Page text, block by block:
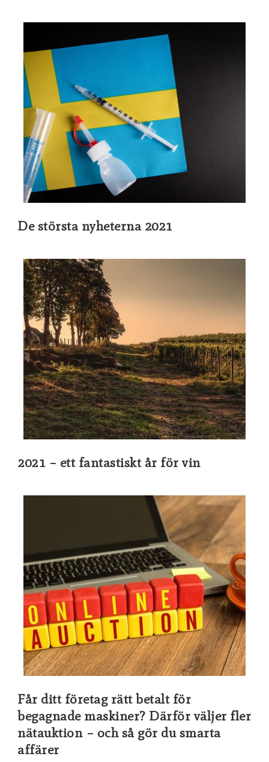
De största nyheterna 2021
2021 – ett fantastiskt år för vin
Får ditt företag rätt betalt för
begagnade maskiner? Därför väljer fler
nätauktion – och så gör du smarta
affärer